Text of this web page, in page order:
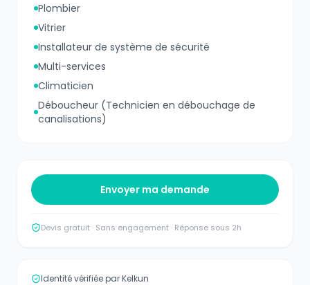
Plombier
Vitrier
Installateur de système de sécurité
Multi-services
Climaticien
Déboucheur (Technicien en débouchage de
canalisations)
Envoyer ma demande
Devis gratuit · Sans engagement · Réponse sous 2h
Identité vérifiée par Kelkun